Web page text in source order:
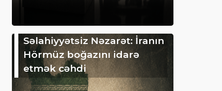
Səlahiyyətsiz Nəzarət: İranın
Hörmüz boğazını idarə
etmək cəhdi